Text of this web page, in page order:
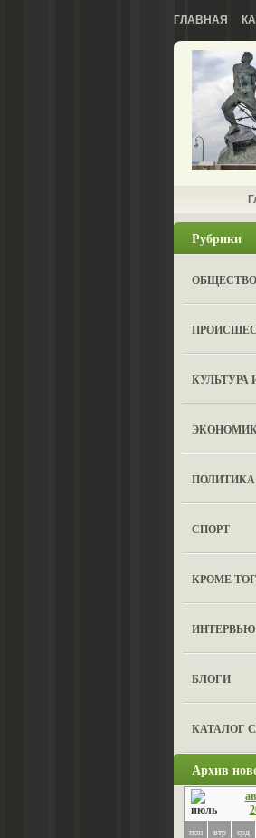
ГЛАВНАЯ
Рубрики
ОБЩЕСТВО
КУЛЬТУРА
ПОЛИТИКА
СПОРТ
КРОМЕ
ИНТЕРВЬЮ
БЛОГИ
КАТАЛОГ
Архив
пон втр срд